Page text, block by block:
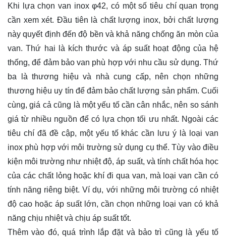
Khi lựa chọn van inox φ42, có một số tiêu chí quan trọng
cần xem xét. Đầu tiên là chất lượng inox, bởi chất lượng
này quyết định đến độ bền và khả năng chống ăn mòn của
van. Thứ hai là kích thước và áp suất hoạt động của hệ
thống, để đảm bảo van phù hợp với nhu cầu sử dụng. Thứ
ba là thương hiệu và nhà cung cấp, nên chọn những
thương hiệu uy tín để đảm bảo chất lượng sản phẩm. Cuối
cùng, giá cả cũng là một yếu tố cần cân nhắc, nên so sánh
giá từ nhiều nguồn để có lựa chọn tối ưu nhất. Ngoài các
tiêu chí đã đề cập, một yếu tố khác cần lưu ý là loại van
inox phù hợp với môi trường sử dụng cụ thể. Tùy vào điều
kiện môi trường như nhiệt độ, áp suất, và tính chất hóa học
của các chất lỏng hoặc khí đi qua van, mà loại van cần có
tính năng riêng biệt. Ví dụ, với những môi trường có nhiệt
độ cao hoặc áp suất lớn, cần chọn những loại van có khả
năng chịu nhiệt và chịu áp suất tốt.
Thêm vào đó, quá trình lắp đặt và bảo trì cũng là yếu tố